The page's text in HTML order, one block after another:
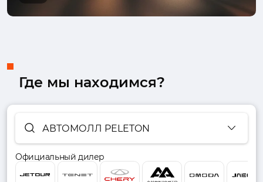
Где мы находимся?
АВТОМОЛЛ PELETON
Официальный дилер